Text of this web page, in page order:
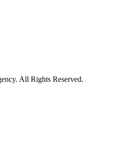
All Rights Reserved.